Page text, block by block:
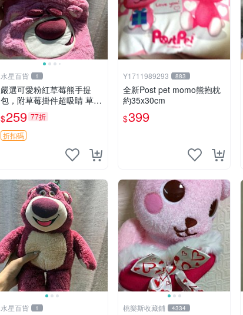
水星百貨 1
嚴選可愛粉紅草莓熊手提
包，附草莓掛件超吸睛 草莓
熊手提包 草莓掛件 可愛port
unese
$259 77折
折扣碼
Y1711989293 883
全新Post pet momo熊抱枕
約35x30cm
$399
水星百貨 1 桃樂斯收藏鋪 4334